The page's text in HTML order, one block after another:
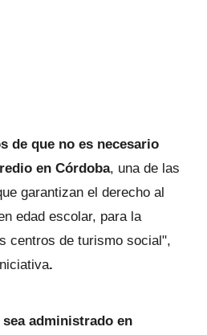
de que no es necesario
en Córdoba, una de las
garantizan el derecho al
edad escolar, para la
centros de turismo social",
.
sea administrado en